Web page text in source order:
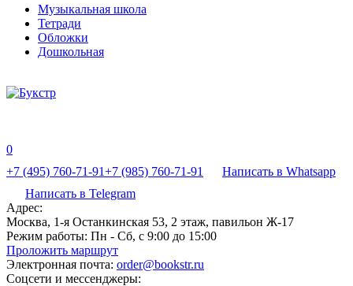
Музыкальная школа
Тетради
Обложки
Дошкольная
0
+7 (495) 760-71-91+7 (985) 760-71-91
Написать в Whatsapp
Написать в Telegram
Адрес:
Москва, 1-я Останкинская 53, 2 этаж, павильон Ж-17
Режим работы: Пн - Сб, с 9:00 до 15:00
Проложить маршрут
Электронная почта: order@bookstr.ru
Соцсети и мессенджеры: